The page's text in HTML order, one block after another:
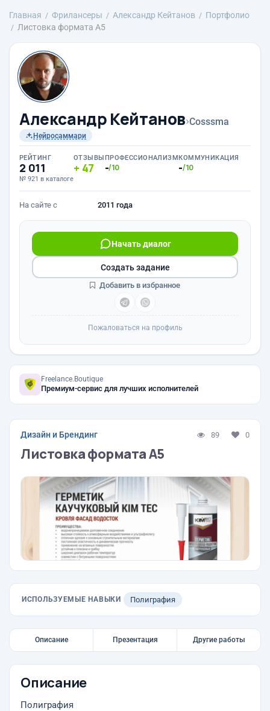
Главная Фрилансеры Александр Кейтанов
Портфолио
Листовка формата А5
Александр Кейтанов›Cosssma
Нейросаммари
РЕЙТИНГ
2 011
№ 921 в каталоге
ОТЗЫВЫ
47
ПРОФЕССИОНАЛИЗМ
-/10
КОММУНИКАЦИЯ
-/10
На сайте с 2011 года
Начать диалог
Создать задание
Добавить в избранное
Пожаловаться на профиль
Freelance.Boutique
Премиум-сервис для лучших исполнителей
Дизайн и Брендинг 89 0
Листовка формата А5
ИСПОЛЬЗУЕМЫЕ НАВЫКИ Полиграфия
Описание Презентация Другие работы
Описание
Полиграфия